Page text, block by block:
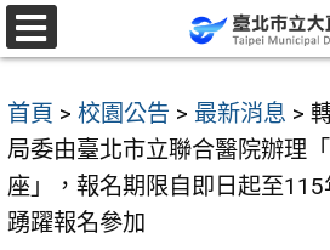
跳
至
要
內
容
區
首頁 > 校園公告 > 最新消息 >
局委由臺北市立聯合醫院辦理
座」，報名期限自即日起至
踴躍報名參加
選
單